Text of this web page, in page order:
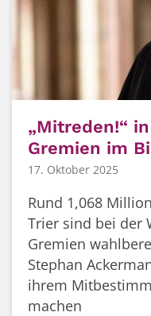
„Mitreden!“
Gremien im
17. Oktober 2025
Rund 1,068
Trier sind bei der
Gremien
Stephan
ihrem
machen